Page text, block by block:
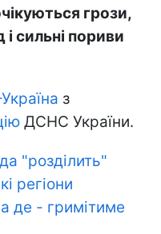
грози,
сильні пориви
з
ДСНС України.
"розділить"
регіони
де - гримітиме